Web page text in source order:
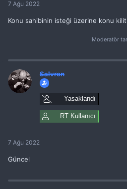
7 Ağu 2022
Konu sahibinin isteği üzerine konu
Moderatör
Salvren
Yasaklandı
RT Kullanıcı
7 Ağu 2022
Güncel